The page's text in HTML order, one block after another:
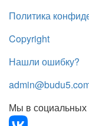
Политика
Copyright
Нашли ошибку?
Мы в социальных